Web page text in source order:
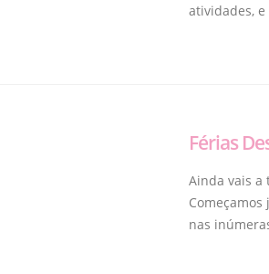
atividades,
Férias
Ainda vais a
nas